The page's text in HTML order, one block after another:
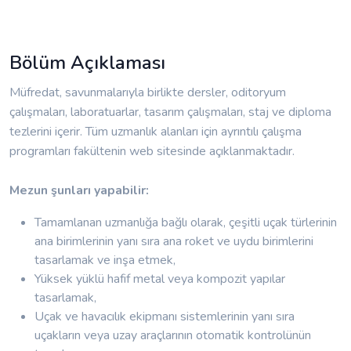
Bölüm Açıklaması
Müfredat, savunmalarıyla birlikte dersler, oditoryum
çalışmaları, laboratuarlar, tasarım çalışmaları, staj ve diploma
tezlerini içerir. Tüm uzmanlık alanları için ayrıntılı çalışma
programları fakültenin web sitesinde açıklanmaktadır.
Mezun şunları yapabilir:
Tamamlanan uzmanlığa bağlı olarak, çeşitli uçak türlerinin
ana birimlerinin yanı sıra ana roket ve uydu birimlerini
tasarlamak ve inşa etmek,
Yüksek yüklü hafif metal veya kompozit yapılar
tasarlamak,
Uçak ve havacılık ekipmanı sistemlerinin yanı sıra
uçakların veya uzay araçlarının otomatik kontrolünün